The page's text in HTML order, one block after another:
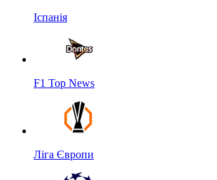
Іспанія
F1 Top News
Ліга Європи